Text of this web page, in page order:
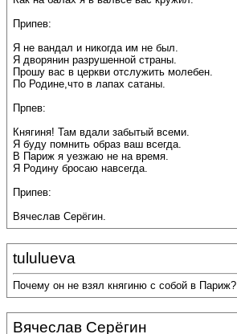
Припев:
Я не вандал и никогда им не был.
Я дворянин разрушенной страны.
Прошу вас в церкви отслужить молебен.
По Родине,что в лапах сатаны.
Прпев:
Княгиня! Там вдали забытый всеми.
Я буду помнить образ ваш всегда.
В Париж я уезжаю не на время.
Я Родину бросаю навсегда.
Припев:
Вячеслав Серёгин.
tululueva
Почему он не взял княгиню с собой в Париж?
Вячеслав Серёгин